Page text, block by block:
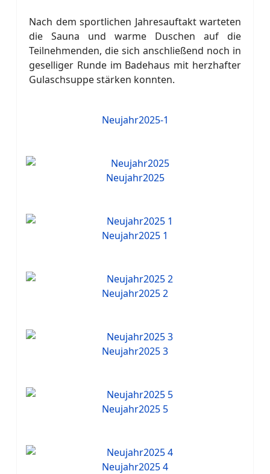
Nach dem sportlichen Jahresauftakt warteten
die Sauna und warme Duschen auf die
Teilnehmenden, die sich anschließend noch in
geselliger Runde im Badehaus mit herzhafter
Gulaschsuppe stärken konnten.
Neujahr2025-1
Neujahr2025
Neujahr2025 1
Neujahr2025 2
Neujahr2025 3
Neujahr2025 5
Neujahr2025 4